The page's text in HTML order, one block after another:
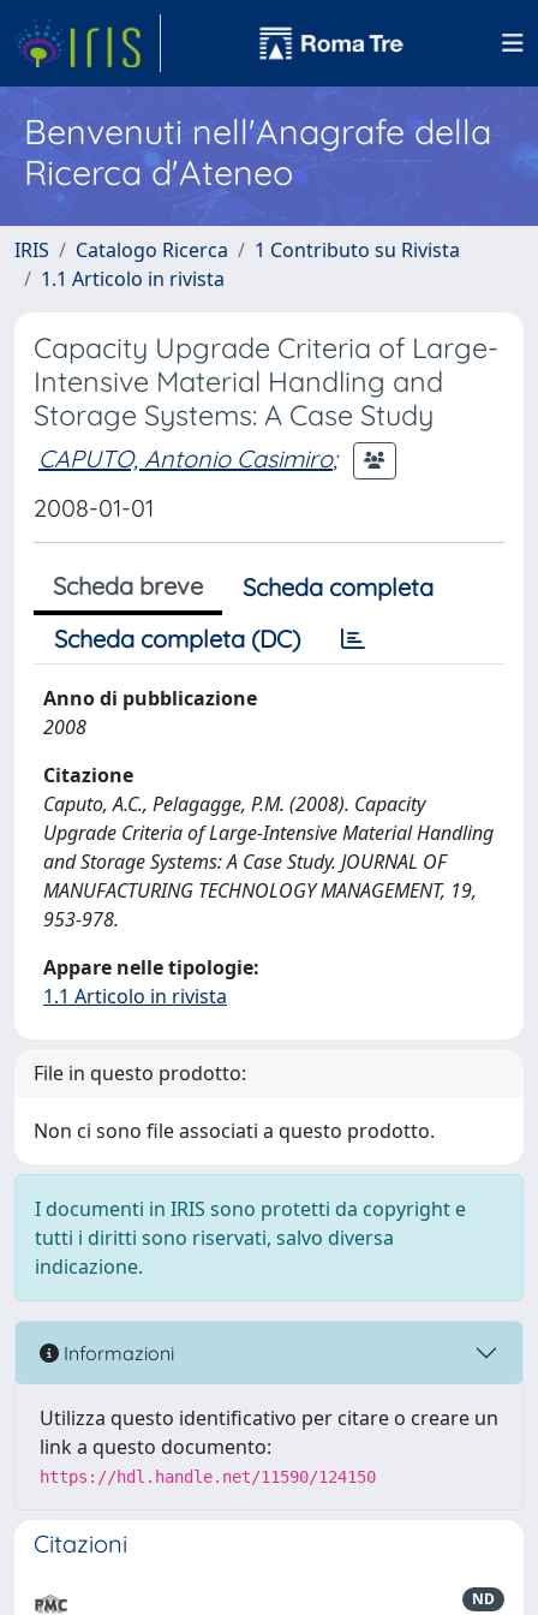
Benvenuti nell'Anagrafe della
Ricerca d'Ateneo
IRIS Catalogo Ricerca
1 Contributo su Rivista
1.1 Articolo in rivista
Capacity Upgrade Criteria of Large-
Intensive Material Handling and
Storage Systems: A Case Study
CAPUTO, Antonio Casimiro;
2008-01-01
Scheda breve
Scheda completa
Scheda completa (DC)
Anno di pubblicazione
2008
Citazione
Caputo, A.C., Pelagagge, P.M. (2008). Capacity
Upgrade Criteria of Large-Intensive Material Handling
and Storage Systems: A Case Study. JOURNAL OF
MANUFACTURING TECHNOLOGY MANAGEMENT, 19,
953-978.
Appare nelle tipologie:
1.1 Articolo in rivista
File in questo prodotto:
Non ci sono file associati a questo prodotto.
I documenti in IRIS sono protetti da copyright e
tutti i diritti sono riservati, salvo diversa
indicazione.
Informazioni
Utilizza questo identificativo per citare o creare un
link a questo documento:
https://hdl.handle.net/11590/124150
Citazioni
ND